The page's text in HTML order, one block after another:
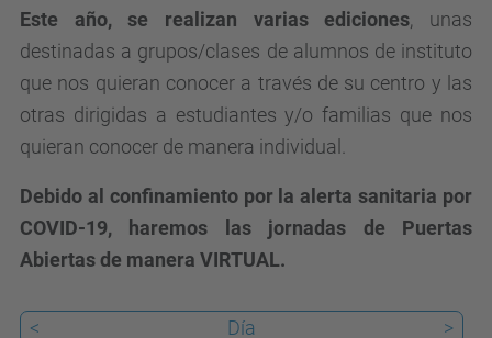
u
/
e
s
/
v
e
n
Este año, se realizan varias ediciones, unas
destinadas a grupos/clases de alumnos de instituto
que nos quieran conocer a través de su centro y las
otras dirigidas a estudiantes y/o familias que nos
quieran conocer de manera individual.
Debido al confinamiento por la alerta sanitaria por
COVID-19, haremos las jornadas de Puertas
Abiertas de manera VIRTUAL.
< Día
>